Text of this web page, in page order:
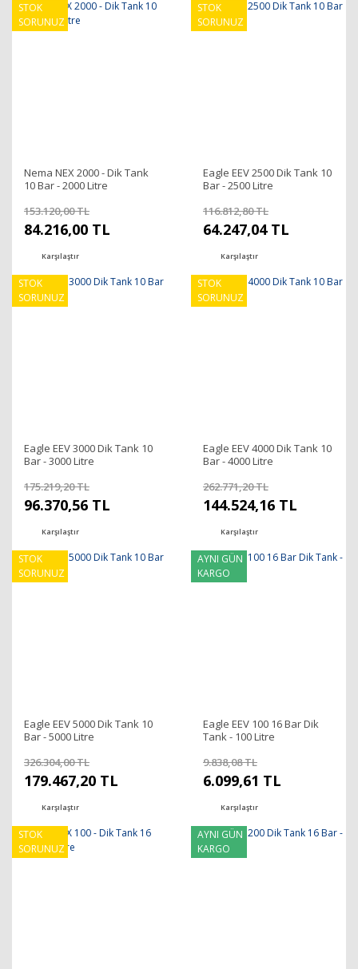
STOK
SORUNUZ
Nema NEX 2000 - Dik Tank
10 Bar - 2000 Litre
153.120,00 TL
84.216,00 TL
Karşılaştır
STOK
SORUNUZ
Eagle EEV 2500 Dik Tank 10
Bar - 2500 Litre
116.812,80 TL
64.247,04 TL
Karşılaştır
STOK
SORUNUZ
Eagle EEV 3000 Dik Tank 10
Bar - 3000 Litre
175.219,20 TL
96.370,56 TL
Karşılaştır
STOK
SORUNUZ
Eagle EEV 4000 Dik Tank 10
Bar - 4000 Litre
262.771,20 TL
144.524,16 TL
Karşılaştır
STOK
SORUNUZ
Eagle EEV 5000 Dik Tank 10
Bar - 5000 Litre
326.304,00 TL
179.467,20 TL
Karşılaştır
AYNI GÜN
KARGO
Eagle EEV 100 16 Bar Dik
Tank - 100 Litre
9.838,08 TL
6.099,61 TL
Karşılaştır
STOK
SORUNUZ
AYNI GÜN
KARGO